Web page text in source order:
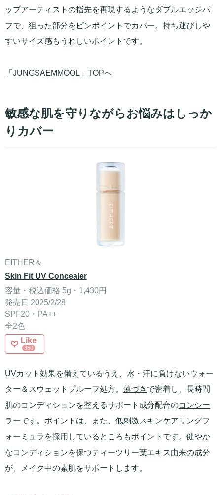
ップアーティストの指先を再現するようなダブルエッジパ
フで、狙った部分をピンポイントでカバー。持ち運びしや
すいサイズ感もうれしいポイントです。
「JUNGSAEMMOOL」TOPへ
敏感な肌を守りながらお悩みはしっか
りカバー
EITHER＆
Skin Fit UV Concealer
容量・税込価格 5g・1,430円
発売日 2025/2/28
SPF20・PA++
全2色
Like
350
UVカット効果を備えているうえ、水・汗に負けないウォー
ター＆スウェットプルーフ処方。 薄づき で密着し、長時間
肌のコンディションを整えるサポート成分配合のコンシー
ラーです。ポイントは、また、 低刺激スキンケア リングフ
ォーミュラを採用しているところもポイントです。健やか
なコンディションを保つティーツリー葉エキス由来の成分
が、メイク中の素肌をサポートします。